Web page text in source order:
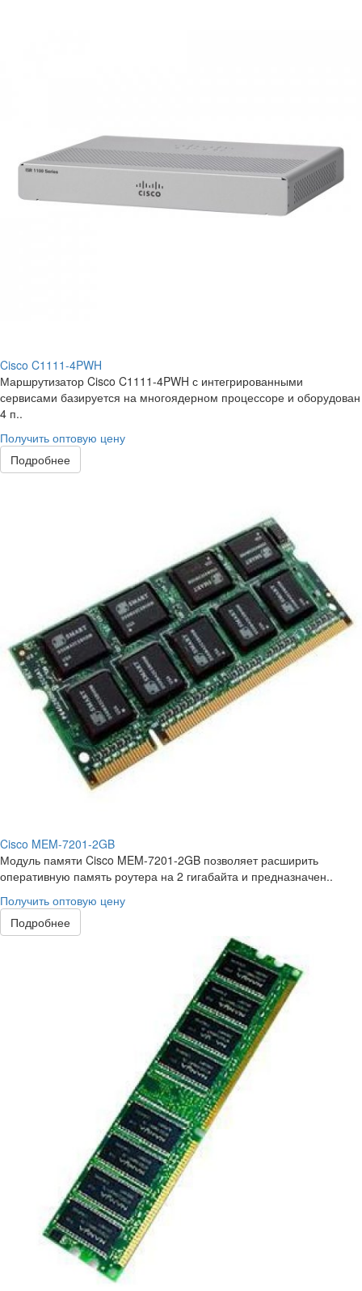
Cisco C1111-4PWH
Маршрутизатор Cisco C1111-4PWH с интегрированными
сервисами базируется на многоядерном процессоре и оборудован
4 п..
Получить оптовую цену
Подробнее
Cisco MEM-7201-2GB
Модуль памяти Cisco MEM-7201-2GB позволяет расширить
оперативную память роутера на 2 гигабайта и предназначен..
Получить оптовую цену
Подробнее